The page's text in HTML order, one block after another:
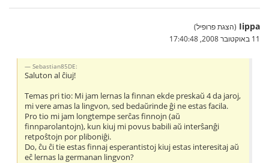
Iippa (הצגת פרופיל)
11 באוקטובר 2008, 17:40:48
Sebastian85DE:
Saluton al ĉiuj!
Temas pri tio: Mi jam lernas la finnan ekde preskaŭ 4 da jaroj,
mi vere amas la lingvon, sed bedaŭrinde ĝi ne estas facila.
Pro tio mi jam longtempe serĉas finnojn (aŭ
finnparolantojn), kun kiuj mi povus babili aŭ interŝanĝi
retpoŝtojn por pliboniĝi.
Do, ĉu ĉi tie estas finnaj esperantistoj kiuj estas interesitaj aŭ
eĉ lernas la germanan lingvon?